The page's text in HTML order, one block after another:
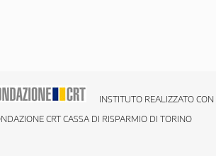
INSTITUTO REALIZZATO
CRT CASSA DI RISPARMIO DI TORINO